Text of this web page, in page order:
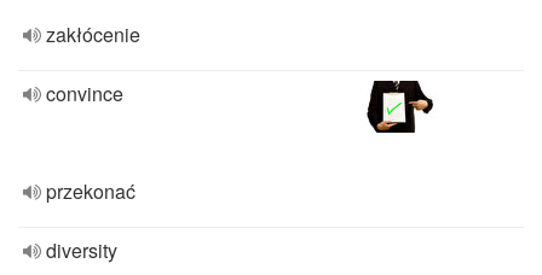
zakłócenie
convince
przekonać
diversity